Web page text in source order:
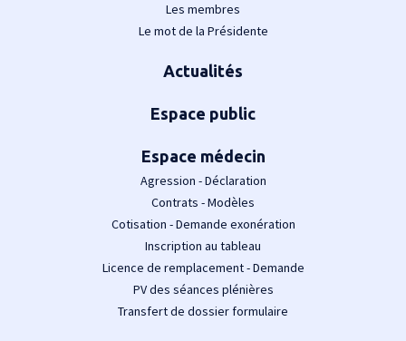
Les membres
Le mot de la Présidente
Actualités
Espace public
Espace médecin
Agression - Déclaration
Contrats - Modèles
Cotisation - Demande exonération
Inscription au tableau
Licence de remplacement - Demande
PV des séances plénières
Transfert de dossier formulaire